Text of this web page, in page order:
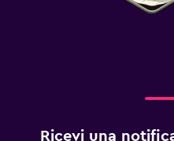
Ricevi una